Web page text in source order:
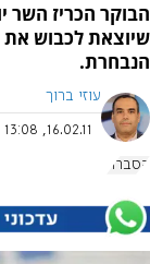
הבוקר הכריז השר
הנבחרת.
עוזי ברוך
16.02.11, 13:08
הסברה